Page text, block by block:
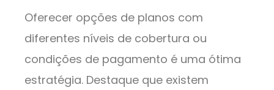
Oferecer opções de planos com
diferentes níveis de cobertura ou
condições de pagamento é uma ótima
estratégia. Destaque que existem